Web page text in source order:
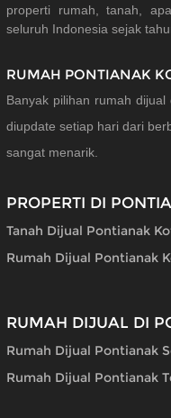
properti rumah, tanah,
seluruh Indonesia sejak
RUMAH PONTIANAK
Banyak pilihan rumah
diupdate setiap hari dari
sangat menarik.
PROPERTI DI
Tanah Dijual Pontianak
Rumah Dijual Pontianak
RUMAH DIJUAL DI
Rumah Dijual Pontianak
Rumah Dijual Pontianak